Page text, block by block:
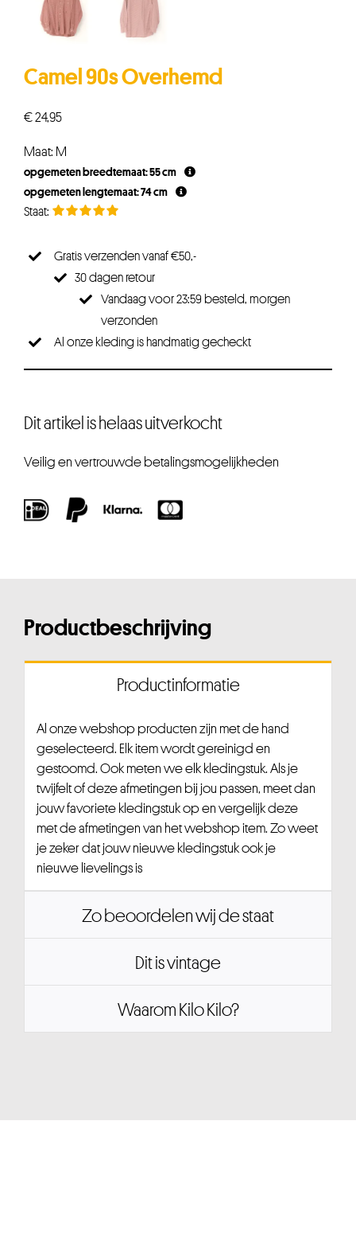
Camel 90s Overhemd
€24,95
Maat: M
opgemeten breedtemaat: 55 cm
opgemeten lengtemaat: 74 cm
Gratis verzenden vanaf €50,-
30 dagen retour
Vandaag voor 23:59 besteld, morgen
verzonden
Al onze kleding is handmatig gecheckt
Dit artikel is helaas uitverkocht
Veilig en vertrouwde betalingsmogelijkheden
Productbeschrijving
Productinformatie
Al onze webshop producten zijn met de hand
geselecteerd. Elk item wordt gereinigd en
gestoomd. Ook meten we elk kledingstuk. Als je
twijfelt of deze afmetingen bij jou passen, meet dan
jouw favoriete kledingstuk op en vergelijk deze
met de afmetingen van het webshop item. Zo weet
je zeker dat jouw nieuwe kledingstuk ook je
nieuwe lievelings is
Zo beoordelen wij de staat
Dit is vintage
Waarom Kilo Kilo?